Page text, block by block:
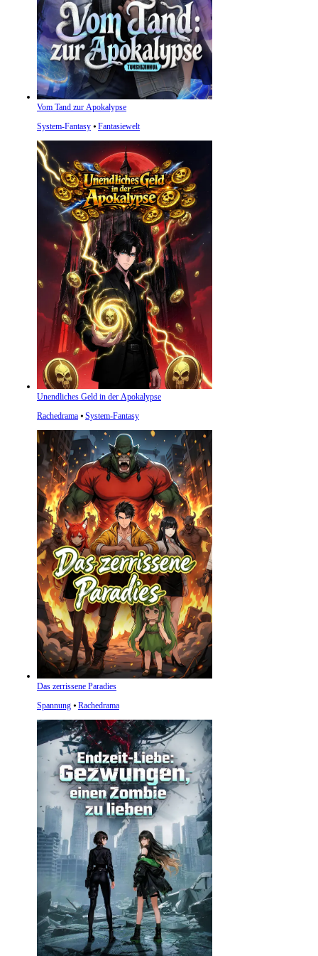
Vom Tand zur Apokalypse
System-Fantasy ⦁ Fantasiewelt
Unendliches Geld in der Apokalypse
Rachedrama ⦁ System-Fantasy
Das zerrissene Paradies
Spannung ⦁ Rachedrama